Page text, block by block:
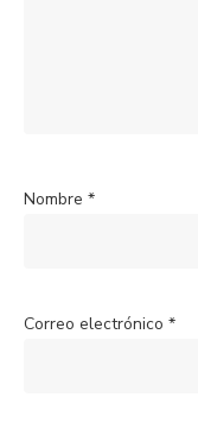
Nombre *
Correo electrónico *